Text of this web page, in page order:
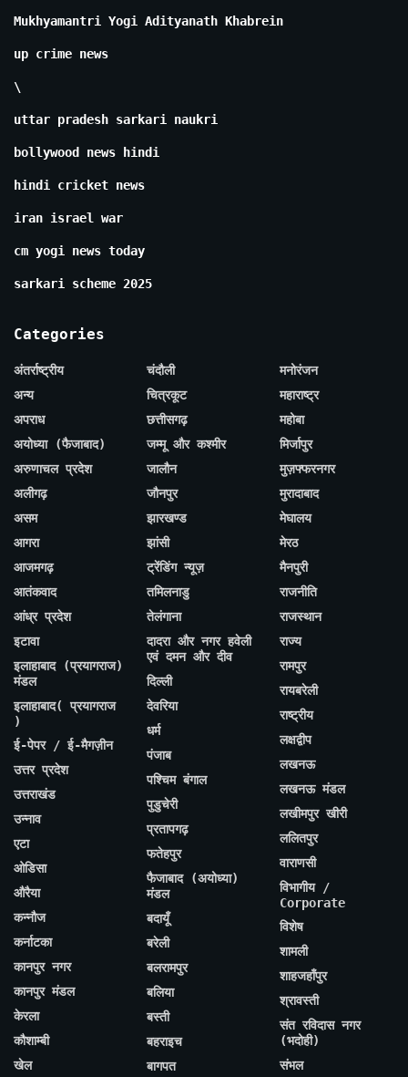
Mukhyamantri Yogi Adityanath Khabrein
up crime news
\
uttar pradesh sarkari naukri
bollywood news hindi
hindi cricket news
iran israel war
cm yogi news today
sarkari scheme 2025
Categories
अंतर्राष्ट्रीय
अन्य
अपराध
अयोध्या (फैजाबाद)
अरुणाचल प्रदेश
अलीगढ़
असम
आगरा
आजमगढ़
आतंकवाद
आंध्र प्रदेश
इटावा
इलाहाबाद (प्रयागराज)
मंडल
इलाहाबाद( प्रयागराज
)
ई-पेपर / ई-मैगज़ीन
उत्तर प्रदेश
उत्तराखंड
उन्नाव
एटा
ओडिसा
औरैया
कन्नौज
कर्नाटका
कानपुर नगर
कानपुर मंडल
केरला
कौशाम्बी
खेल
चंदौली
चित्रकूट
छत्तीसगढ़
जम्मू और कश्मीर
जालौन
जौनपुर
झारखण्ड
झांसी
ट्रेंडिंग न्यूज़
तमिलनाडु
तेलंगाना
दादरा और नगर हवेली
एवं दमन और दीव
दिल्ली
देवरिया
धर्म
पंजाब
पश्चिम बंगाल
पुडुचेरी
प्रतापगढ़
फतेहपुर
फैजाबाद (अयोध्या)
मंडल
बदायूँ
बरेली
बलरामपुर
बलिया
बस्ती
बहराइच
बागपत
मनोरंजन
महाराष्ट्र
महोबा
मिर्जापुर
मुज़फ्फरनगर
मुरादाबाद
मेघालय
मेरठ
मैनपुरी
राजनीति
राजस्थान
राज्य
रामपुर
रायबरेली
राष्ट्रीय
लक्षद्वीप
लखनऊ
लखनऊ मंडल
लखीमपुर खीरी
ललितपुर
वाराणसी
विभागीय /
Corporate
विशेष
शामली
शाहजहाँपुर
श्रावस्ती
संत रविदास नगर
(भदोही)
संभल